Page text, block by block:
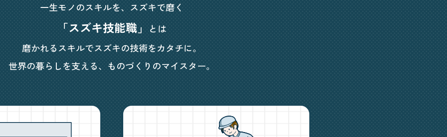
一生モノのスキルを、スズキで磨く
「スズキ技能職」
とは
磨かれるスキルでスズキの技術をカタチに。
世界の暮らしを支える、ものづくりのマイスター。